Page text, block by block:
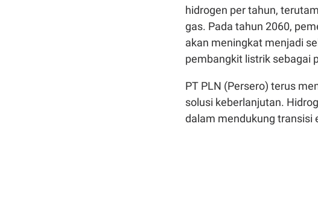
hidrogen per tahun,
gas. Pada tahun 2060,
akan meningkat menjadi
pembangkit listrik sebagai
PT PLN (Persero) terus
solusi keberlanjutan.
dalam mendukung transisi